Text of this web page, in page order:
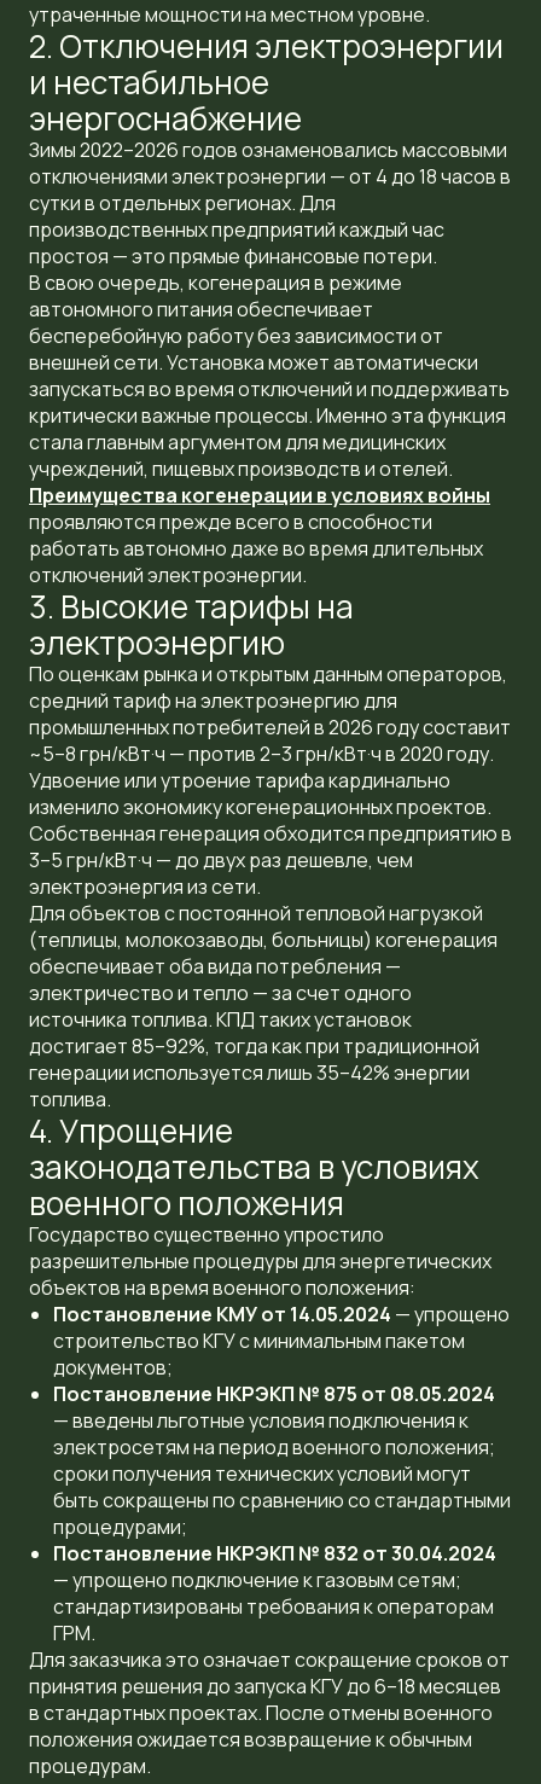
утраченные мощности на местном уровне.
2. Отключения электроэнергии
и нестабильное
энергоснабжение
Зимы 2022–2026 годов ознаменовались массовыми
отключениями электроэнергии — от 4 до 18 часов в
сутки в отдельных регионах. Для
производственных предприятий каждый час
простоя — это прямые финансовые потери.
В свою очередь, когенерация в режиме
автономного питания обеспечивает
бесперебойную работу без зависимости от
внешней сети. Установка может автоматически
запускаться во время отключений и поддерживать
критически важные процессы. Именно эта функция
стала главным аргументом для медицинских
учреждений, пищевых производств и отелей.
Преимущества когенерации в условиях войны
проявляются прежде всего в способности
работать автономно даже во время длительных
отключений электроэнергии.
3. Высокие тарифы на
электроэнергию
По оценкам рынка и открытым данным операторов,
средний тариф на электроэнергию для
промышленных потребителей в 2026 году составит
~5–8 грн/кВт·ч — против 2–3 грн/кВт·ч в 2020 году.
Удвоение или утроение тарифа кардинально
изменило экономику когенерационных проектов.
Собственная генерация обходится предприятию в
3–5 грн/кВт·ч — до двух раз дешевле, чем
электроэнергия из сети.
Для объектов с постоянной тепловой нагрузкой
(теплицы, молокозаводы, больницы) когенерация
обеспечивает оба вида потребления —
электричество и тепло — за счет одного
источника топлива. КПД таких установок
достигает 85–92%, тогда как при традиционной
генерации используется лишь 35–42% энергии
топлива.
4. Упрощение
законодательства в условиях
военного положения
Государство существенно упростило
разрешительные процедуры для энергетических
объектов на время военного положения:
Постановление КМУ от 14.05.2024 — упрощено
строительство КГУ с минимальным пакетом
документов;
Постановление НКРЭКП № 875 от 08.05.2024
— введены льготные условия подключения к
электросетям на период военного положения;
сроки получения технических условий могут
быть сокращены по сравнению со стандартными
процедурами;
Постановление НКРЭКП № 832 от 30.04.2024
— упрощено подключение к газовым сетям;
стандартизированы требования к операторам
ГРМ.
Для заказчика это означает сокращение сроков от
принятия решения до запуска КГУ до 6–18 месяцев
в стандартных проектах. После отмены военного
положения ожидается возвращение к обычным
процедурам.